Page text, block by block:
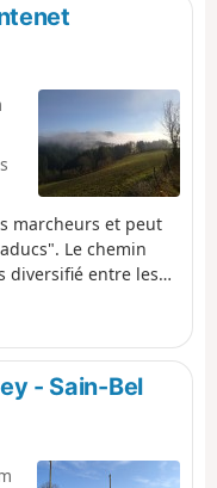
marcheurs et peut
Le chemin
diversifié entre les
- Sain-Bel